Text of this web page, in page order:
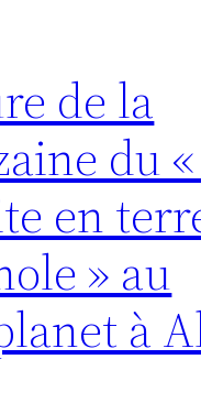
de la
du
en
» au
à